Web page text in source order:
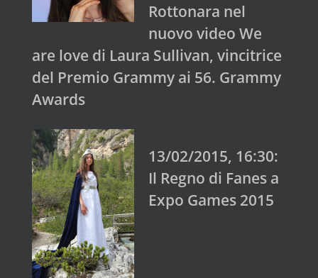
Rottonara nel
nuovo video We
are love di Laura Sullivan, vincitrice
del Premio Grammy ai 56. Grammy
Awards
13/02/2015, 16:30:
Il Regno di Fanes a
Expo Games 2015